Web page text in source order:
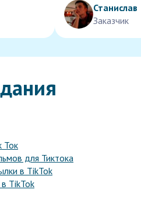
Станислав
Заказчик
Ток
для Тиктока
в TikTok
TikTok